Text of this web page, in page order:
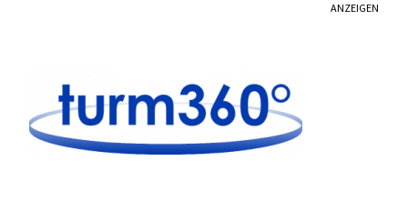
ANZEIGEN